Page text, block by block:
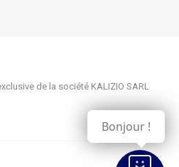
de la société KALIZIO SARL

Bonjour !